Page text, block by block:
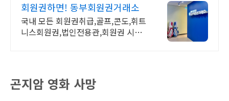
회원권하면! 동부회원권거래소
국내 모든 회원권취급,골프,콘도,휘트
니스회원권,법인전용관,회원권 시세
곤지암 영화 사망